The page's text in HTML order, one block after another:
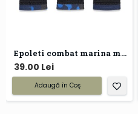
Epoleti combat marina militara
39.00 Lei
Adaugă în Coş